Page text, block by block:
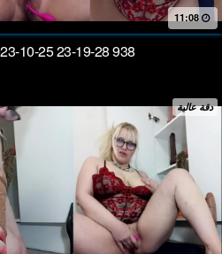
11:08
10-25 23-19-28 938
دقة عالية